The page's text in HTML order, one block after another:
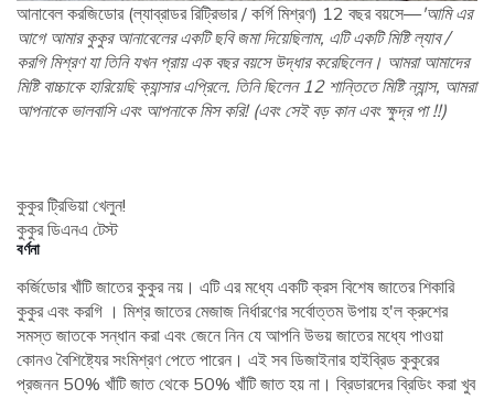
আনাবেল করজিডোর (ল্যাব্রাডর রিট্রিভার / কর্গি মিশ্রণ) 12 বছর বয়সে—'আমি এর
আগে আমার কুকুর আনাবেলের একটি ছবি জমা দিয়েছিলাম, এটি একটি মিষ্টি ল্যাব /
করগি মিশ্রণ যা তিনি যখন প্রায় এক বছর বয়সে উদ্ধার করেছিলেন। আমরা আমাদের
মিষ্টি বাচ্চাকে হারিয়েছি ক্যান্সার এপ্রিলে. তিনি ছিলেন 12 শান্তিতে মিষ্টি ন্যান্স, আমরা
আপনাকে ভালবাসি এবং আপনাকে মিস করি! (এবং সেই বড় কান এবং ক্ষুদ্র পা !!)
কুকুর ট্রিভিয়া খেলুন!
কুকুর ডিএনএ টেস্ট
বর্ণনা
কর্জিডোর খাঁটি জাতের কুকুর নয়। এটি এর মধ্যে একটি ক্রস বিশেষ জাতের শিকারি
কুকুর এবং করগি । মিশ্র জাতের মেজাজ নির্ধারণের সর্বোত্তম উপায় হ'ল ক্রুশের
সমস্ত জাতকে সন্ধান করা এবং জেনে নিন যে আপনি উভয় জাতের মধ্যে পাওয়া
কোনও বৈশিষ্ট্যের সংমিশ্রণ পেতে পারেন। এই সব ডিজাইনার হাইব্রিড কুকুরের
প্রজনন 50% খাঁটি জাত থেকে 50% খাঁটি জাত হয় না। ব্রিডারদের ব্রিডিং করা খুব